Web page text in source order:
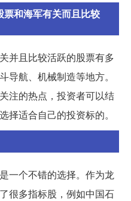
和海军有关而且比较
并且比较活跃的股票有多
导航、机械制造等地方。
注的热点，投资者可以结
择适合自己的投资标的。
一个不错的选择。作为龙
很多指标股，例如中国石